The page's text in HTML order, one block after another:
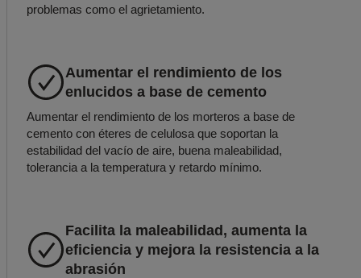
problemas como el agrietamiento.
Aumentar el rendimiento de los
enlucidos a base de cemento
Aumentar el rendimiento de los morteros a base de
cemento con éteres de celulosa que soportan la
estabilidad del vacío de aire, buena maleabilidad,
tolerancia a la temperatura y retardo mínimo.
Facilita la maleabilidad, aumenta la
eficiencia y mejora la resistencia a la
abrasión